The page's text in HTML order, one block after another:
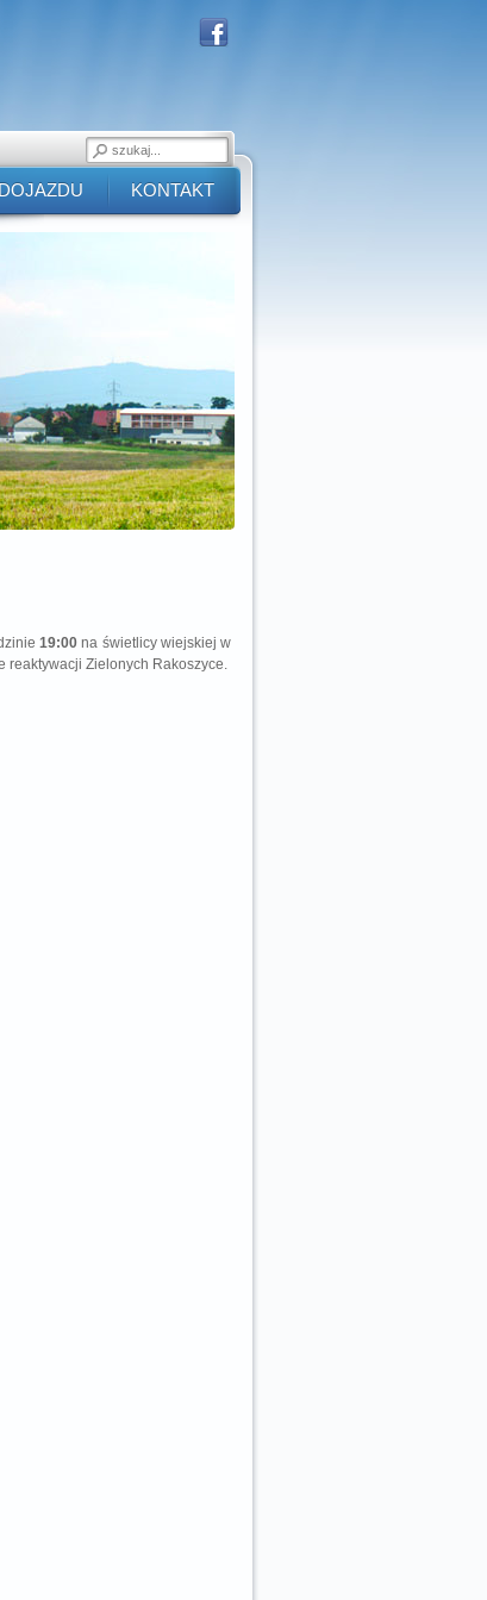
KONTAKT
19:00 na świetlicy wiejskiej w
reaktywacji Zielonych Rakoszyce.